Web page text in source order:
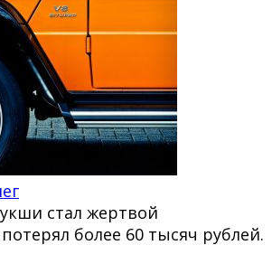
стал жертвой
более 60 тысяч рублей.